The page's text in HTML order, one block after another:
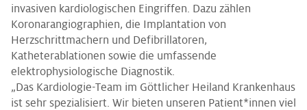
invasiven kardiologischen Eingriffen. Dazu zählen
Koronarangiographien, die Implantation von
Herzschrittmachern und Defibrillatoren,
Katheterablationen sowie die umfassende
elektrophysiologische Diagnostik.
„Das Kardiologie-Team im Göttlicher Heiland Krankenhaus
ist sehr spezialisiert. Wir bieten unseren Patient*innen viel